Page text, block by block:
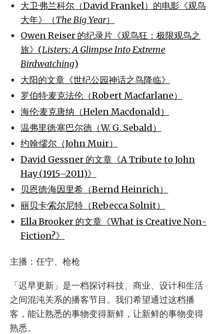
大卫·弗兰科尔（David Frankel）的电影《观鸟
大年》（The Big Year）
Owen Reiser 的纪录片《观鸟狂：极限观鸟之
旅》(Listers: A Glimpse Into Extreme
Birdwatching)
大阳的文章《世纪公园神话之鸟降临》
罗伯特·麦克法伦（Robert Macfarlane）
海伦·麦克唐纳（Helen Macdonald）
温弗里德·塞巴尔德（W. G. Sebald）
约翰·缪尔（John Muir）
David Gessner 的文章《A Tribute to John
Hay (1915–2011)》
贝恩德·海因里希（Bernd Heinrich）
丽贝卡·索尔尼特（Rebecca Solnit）
Ella Brooker 的文章《What is Creative Non-
Fiction?》
主播：任宁、枪枪
「迟早更新」是一档探讨科技、商业、设计和生活
之间混沌关系的播客节目。我们希望通过这档播
客，能让熟悉的事物变得新鲜，让新鲜的事物变得
熟悉。